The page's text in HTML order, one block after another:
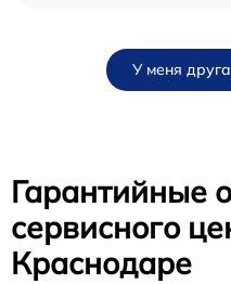
У меня
Гарантийные
сервисного
Краснодаре